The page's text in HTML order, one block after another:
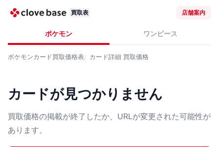
買取表 店舗案内
ポケモン ワンピース
ポケモンカード買取価格表 カード詳細 買取価格
カードが見つかりません
買取価格の掲載が終了したか、URLが変更された可能性が
あります。